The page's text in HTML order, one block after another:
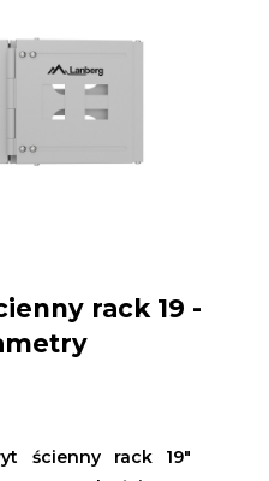
rack 19 -
ścienny rack 19"